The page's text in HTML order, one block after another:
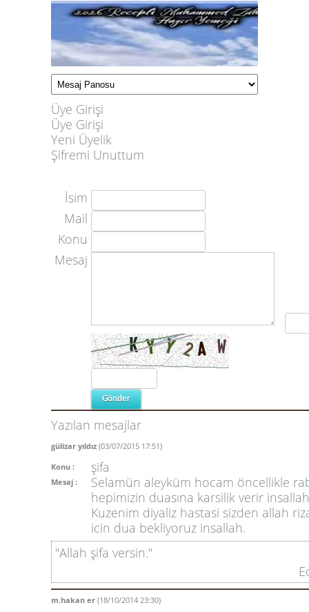
Üye Girişi
Üye Girişi
Yeni Üyelik
Şifremi Unuttum
İsim
Mail
Konu
Mesaj
Yazılan mesajlar
gülizar yıldız (03/07/2015 17:51)
Konu :
şifa
Mesaj :
Selamün aleyküm hocam öncellikle
hepimizin duasına karsilik verir
Kuzenim diyaliz hastasi sizden allah
icin dua bekliyoruz insallah.
"Allah şifa versin."
m.hakan er (18/10/2014 23:30)